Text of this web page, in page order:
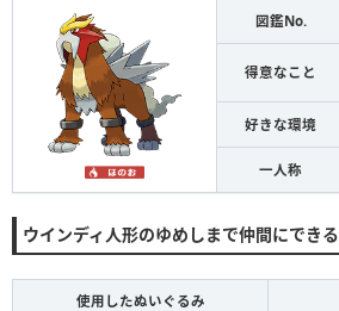
図鑑No.
得意なこと
好きな環境
一人称
ウインディ人形のゆめしまで仲間にできる
使用したぬいぐるみ